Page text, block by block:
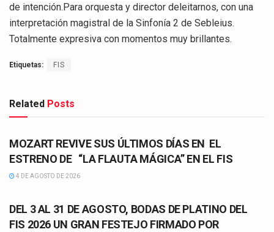
de intención.Para orquesta y director deleitarnos, con una
interpretación magistral de la Sinfonía 2 de Sebleius.
Totalmente expresiva con momentos muy brillantes.
Etiquetas: FIS
Related Posts
CULTURA
MOZART REVIVE SUS ÚLTIMOS DÍAS EN EL
ESTRENO DE “LA FLAUTA MÁGICA” EN EL FIS
4 DE AGOSTO DE 2026
DEL 3 AL 31 DE AGOSTO, BODAS DE PLATINO DEL
FIS 2026 UN GRAN FESTEJO FIRMADO POR